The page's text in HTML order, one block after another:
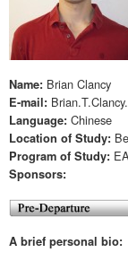
Name: Brian Clancy
E-mail:
Language: Chinese
Location of Study:
Program of Study:
Sponsors:
A brief personal bio: